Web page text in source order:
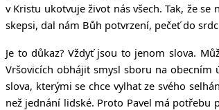
v Kristu ukotvuje život nás všech. Tak, že
skepsi, dal nám Bůh potvrzení, pečeť do
Je to důkaz? Vždyť jsou to jenom slova.
Vršovicích obhájit smysl sboru na
slova, kterými se chce vylhat ze svého
než jednání lidské. Proto Pavel má potřebu